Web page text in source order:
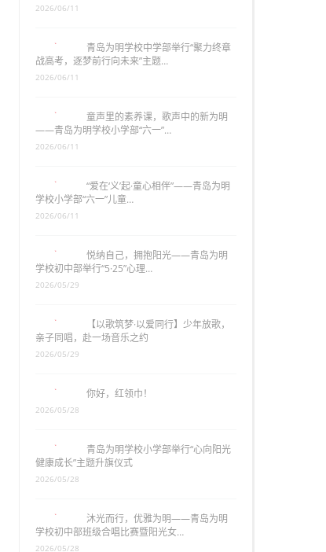
青岛为明学校中学部举行“聚力终章
战高考，逐梦前行向未来”主题…
童声里的素养课，歌声中的新为明
——青岛为明学校小学部“六一”…
2026/06/11
“爱在‘义’起·童心相伴”——青岛为明
学校小学部“六一”儿童…
悦纳自己，拥抱阳光——青岛为明
学校初中部举行“5·25”心理…
【以歌筑梦·以爱同行】少年放歌，
亲子同唱，赴一场音乐之约
你好，红领巾！
青岛为明学校小学部举行“心向阳光
健康成长”主题升旗仪式
沐光而行，优雅为明——青岛为明
学校初中部班级合唱比赛暨阳光女…